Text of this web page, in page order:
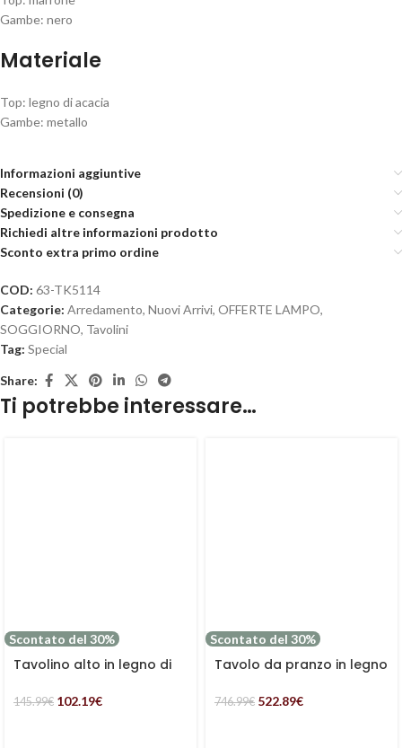
Gambe: nero
Materiale
Top: legno di acacia
Gambe: metallo
Informazioni aggiuntive
Recensioni (0)
Spedizione e consegna
Richiedi altre informazioni prodotto
Sconto extra primo ordine
COD: 63-TK5114
Categorie: Arredamento, Nuovi Arrivi, OFFERTE LAMPO,
SOGGIORNO, Tavolini
Tag: Special
Share:
Ti potrebbe interessare…
Scontato del 30%
Tavolino alto in legno di
145.99€ 102.19€
Scontato del 30%
Tavolo da pranzo in legno
“Terzo” 160×80
746.99€ 522.89€